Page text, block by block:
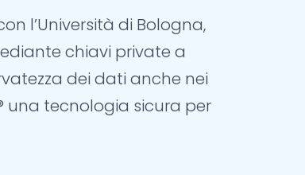
l’Università di Bologna,
chiavi private a
dei dati anche nei
una tecnologia sicura per